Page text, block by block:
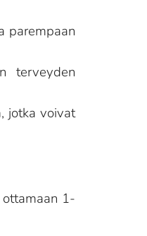
parempaan
terveyden
jotka voivat
ottamaan 1-